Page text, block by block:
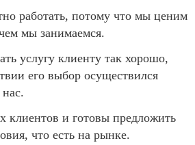
работать, потому что мы ценим
мы занимаемся.
услугу клиенту так хорошо,
его выбор осуществился
и готовы предложить
что есть на рынке.